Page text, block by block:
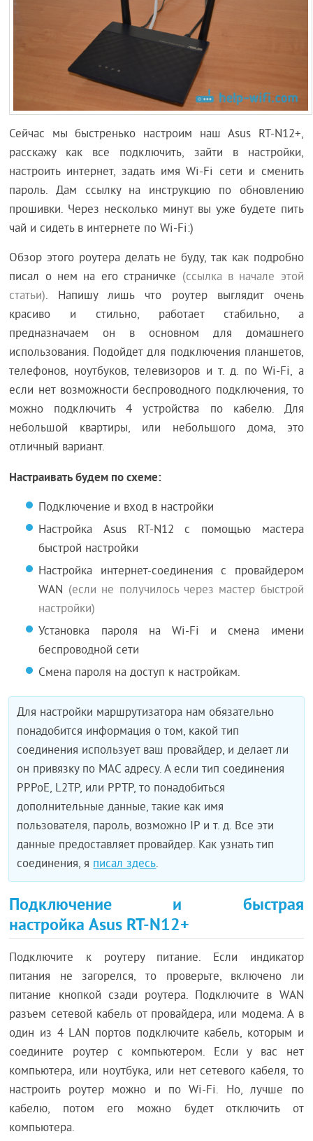
Сейчас мы быстренько настроим наш Asus RT-N12+,
расскажу как все подключить, зайти в настройки,
настроить интернет, задать имя Wi-Fi сети и сменить
пароль. Дам ссылку на инструкцию по обновлению
прошивки. Через несколько минут вы уже будете пить
чай и сидеть в интернете по Wi-Fi:)
Обзор этого роутера делать не буду, так как подробно
писал о нем на его страничке (ссылка в начале этой
статьи). Напишу лишь что роутер выглядит очень
красиво и стильно, работает стабильно, а
предназначаем он в основном для домашнего
использования. Подойдет для подключения планшетов,
телефонов, ноутбуков, телевизоров и т. д. по Wi-Fi, а
если нет возможности беспроводного подключения, то
можно подключить 4 устройства по кабелю. Для
небольшой квартиры, или небольшого дома, это
отличный вариант.
Настраивать будем по схеме:
Подключение и вход в настройки
Настройка Asus RT-N12 с помощью мастера
быстрой настройки
Настройка интернет-соединения с провайдером
WAN (если не получилось через мастер быстрой
настройки)
Установка пароля на Wi-Fi и смена имени
беспроводной сети
Смена пароля на доступ к настройкам.
Для настройки маршрутизатора нам обязательно
понадобится информация о том, какой тип
соединения использует ваш провайдер, и делает ли
он привязку по MAC адресу. А если тип соединения
PPPoE, L2TP, или PPTP, то понадобиться
дополнительные данные, такие как имя
пользователя, пароль, возможно IP и т. д. Все эти
данные предоставляет провайдер. Как узнать тип
соединения, яписал здесь.
Подключение и быстрая
настройка Asus RT-N12+
Подключите к роутеру питание. Если индикатор
питания не загорелся, то проверьте, включено ли
питание кнопкой сзади роутера. Подключите в WAN
разъем сетевой кабель от провайдера, или модема. А в
один из 4 LAN портов подключите кабель, которым и
соедините роутер с компьютером. Если у вас нет
компьютера, или ноутбука, или нет сетевого кабеля, то
настроить роутер можно и по Wi-Fi. Но, лучше по
кабелю, потом его можно будет отключить от
компьютера.